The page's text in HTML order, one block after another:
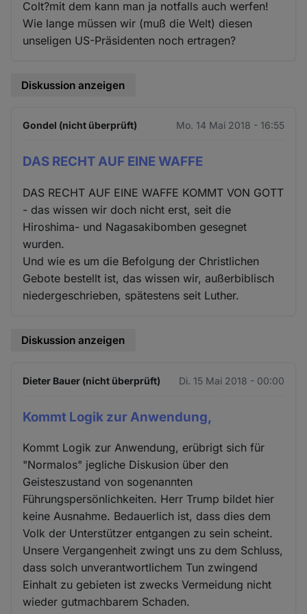
Colt?mit dem kann man ja notfalls auch werfen!
Wie lange müssen wir (muß die Welt) diesen
unseligen US-Präsidenten noch ertragen?
Diskussion anzeigen
Gondel (nicht überprüft) Mo. 14 Mai 2018 - 16:55
DAS RECHT AUF EINE WAFFE
DAS RECHT AUF EINE WAFFE KOMMT VON GOTT
- das wissen wir doch nicht erst, seit die
Hiroshima- und Nagasakibomben gesegnet
wurden.
Und wie es um die Befolgung der Christlichen
Gebote bestellt ist, das wissen wir, außerbiblisch
niedergeschrieben, spätestens seit Luther.
Diskussion anzeigen
Dieter Bauer (nicht überprüft) Di. 15 Mai 2018 - 00:00
Kommt Logik zur Anwendung,
Kommt Logik zur Anwendung, erübrigt sich für
"Normalos" jegliche Diskusion über den
Geisteszustand von sogenannten
Führungspersönlichkeiten. Herr Trump bildet hier
keine Ausnahme. Bedauerlich ist, dass dies dem
Volk der Unterstützer entgangen zu sein scheint.
Unsere Vergangenheit zwingt uns zu dem Schluss,
dass solch unverantwortlichem Tun zwingend
Einhalt zu gebieten ist zwecks Vermeidung nicht
wieder gutmachbarem Schaden.